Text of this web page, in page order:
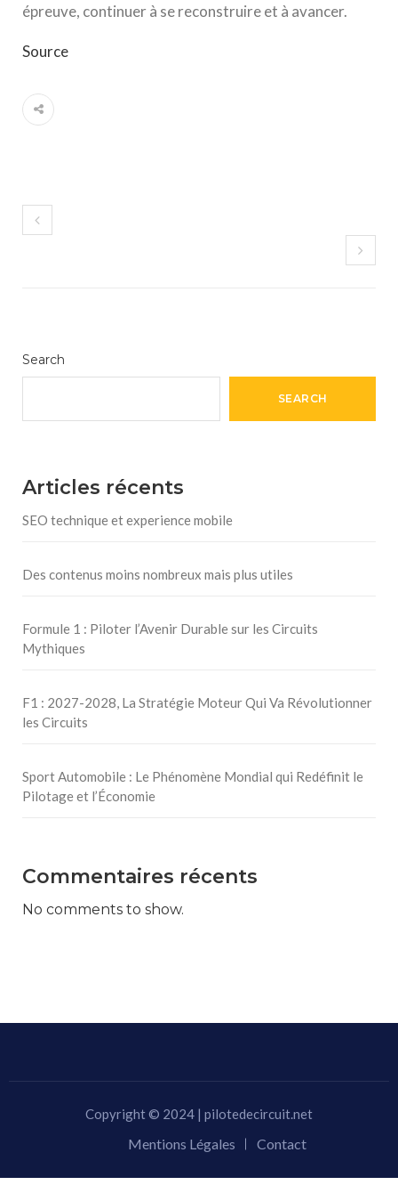
épreuve, continuer à se reconstruire et à avancer.
Source
Search
SEARCH
Articles récents
SEO technique et experience mobile
Des contenus moins nombreux mais plus utiles
Formule 1 : Piloter l’Avenir Durable sur les Circuits
Mythiques
F1 : 2027-2028, La Stratégie Moteur Qui Va Révolutionner
les Circuits
Sport Automobile : Le Phénomène Mondial qui Redéfinit le
Pilotage et l’Économie
Commentaires récents
No comments to show.
Copyright © 2024 | pilotedecircuit.net
Mentions Légales Contact